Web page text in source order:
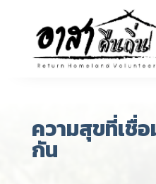
ความสุขที่เชื่อ
กัน